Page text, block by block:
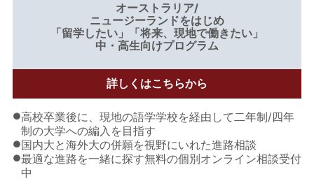
オーストラリア/
ニュージーランドをはじめ
「留学したい」「将来、現地で働きたい」
中・高生向けプログラム
詳しくはこちらから
●高校卒業後に、現地の語学学校を経由して二年制/四年
制の大学への編入を目指す
●国内大と海外大の併願を視野にいれた進路相談
●最適な進路を一緒に探す無料の個別オンライン相談受付
中